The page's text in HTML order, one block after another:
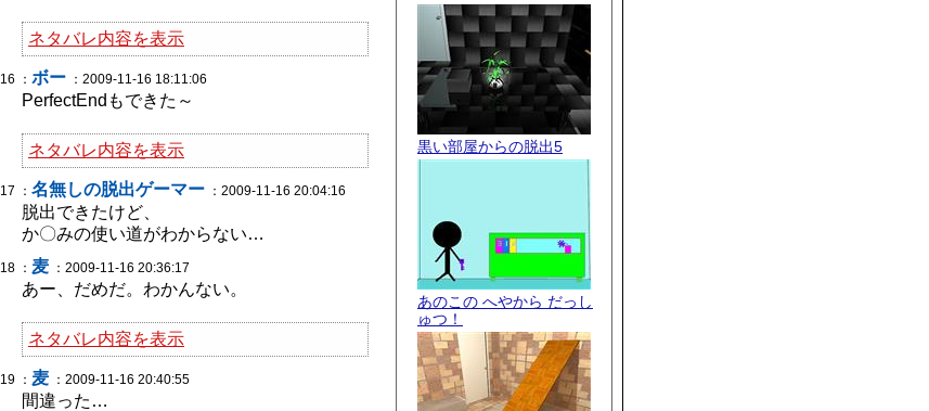
黒い部屋からの脱出5
あのこの へやから だっし
ゅつ！
ネタバレ内容を表示
16 ： ボー ：2009-11-16 18:11:06
PerfectEndもできた～
ネタバレ内容を表示
17 ： 名無しの脱出ゲーマー ：2009-11-16 20:04:16
脱出できたけど、
か〇みの使い道がわからない…
18 ： 麦 ：2009-11-16 20:36:17
あー、だめだ。わかんない。
ネタバレ内容を表示
19 ： 麦 ：2009-11-16 20:40:55
間違った…